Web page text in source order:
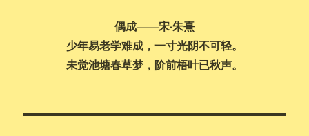
偶成——宋·朱熹
少年易老学难成，一寸光阴不可轻。
未觉池塘春草梦，阶前梧叶已秋声。